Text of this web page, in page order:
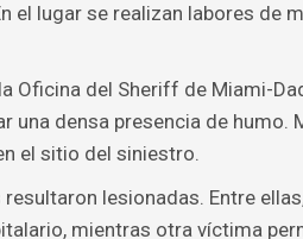
el lugar se realizan labores de
Oficina del Sheriff de Miami-
una densa presencia de
el sitio del siniestro.
lesionadas. Entre
mientras otra víctima